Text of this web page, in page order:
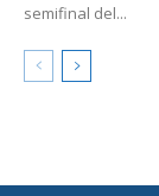
semifinal del...